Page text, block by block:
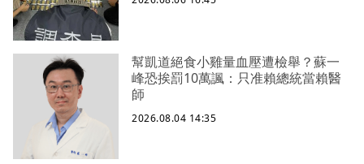
幫凱道絕食小雞量血壓遭檢舉？蘇一
峰恐挨罰10萬諷：只准賴總統當賴醫
師
2026.08.04 14:35